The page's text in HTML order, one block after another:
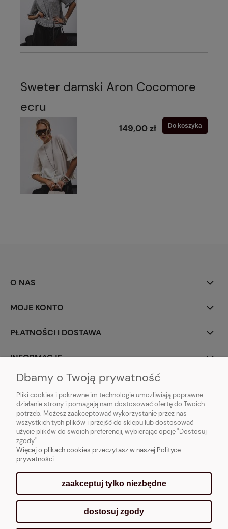
Sweter damski Aron Cocomore
ecru
149,00 zł Do koszyka
O NAS
MOJE KONTO
PŁATNOŚCI I DOSTAWA
INFORMACJE
POMOC
CADORI Adrian Krysiak
383 538, e-mail:sklep.cadori@gmail.com
Sklep internetowy Shoper.pl
Dbamy o Twoją prywatność
Pliki cookies i pokrewne im technologie umożliwiają poprawne
działanie strony i pomagają nam dostosować ofertę do Twoich
potrzeb. Możesz zaakceptować wykorzystanie przez nas
wszystkich tych plików i przejść do sklepu lub dostosować
użycie plików do swoich preferencji, wybierając opcję "Dostosuj
zgody".
Więcej o plikach cookies przeczytasz w naszej Polityce
prywatności.
zaakceptuj tylko niezbędne
dostosuj zgody